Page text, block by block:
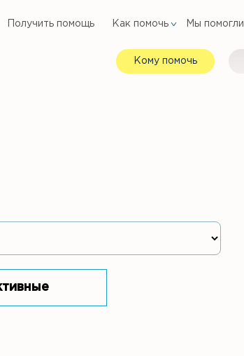
Получить помощь Как помочь Мы помогли
Кому помочь